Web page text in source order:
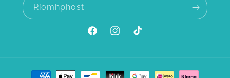
Ríomhphost
FacebookInstagramTikTok
Modhanna